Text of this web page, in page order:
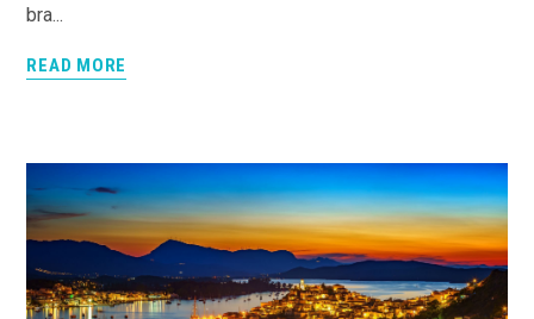
bra...
READ MORE